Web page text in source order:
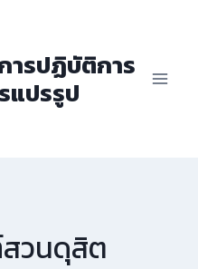
ารปฏิบัติการ
แปรรูป
วนดุสิต